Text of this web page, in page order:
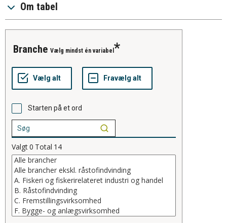
Om tabel
branche Vælg mindst én variabel
Starten på et ord
Valgt0 Total 14